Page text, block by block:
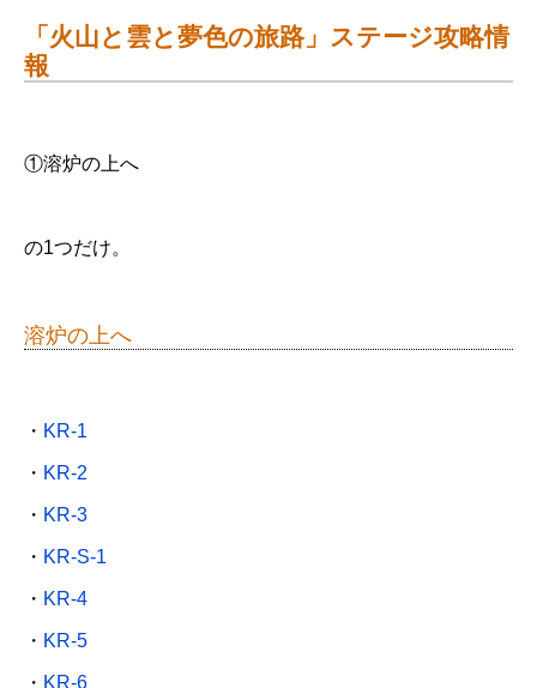
「火山と雲と夢色の旅路」ステージ攻略情
報
①溶炉の上へ
の1つだけ。
溶炉の上へ
・ KR-1
・ KR-2
・ KR-3
・ KR-S-1
・ KR-4
・ KR-5
・ KR-6